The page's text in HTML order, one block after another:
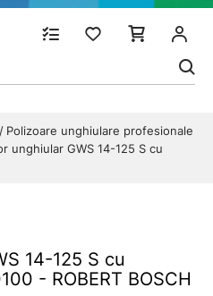
Polizoare unghiulare profesionale
unghiular GWS 14-125 S cu
14-125 S cu
- ROBERT BOSCH